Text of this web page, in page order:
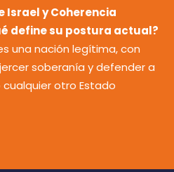
Israel y Coherencia
define su postura actual?
una nación legítima, con
soberanía y defender a
otro Estado